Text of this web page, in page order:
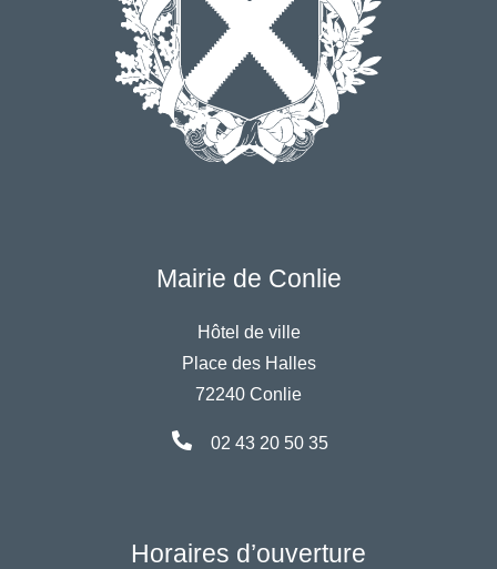
Mairie de Conlie
Hôtel de ville
Place des Halles
72240 Conlie
02 43 20 50 35
Horaires d’ouverture